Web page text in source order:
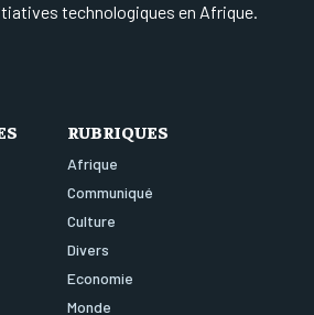
technologiques en Afrique.
RUBRIQUES
Afrique
Communiqué
Culture
Divers
Economie
Monde